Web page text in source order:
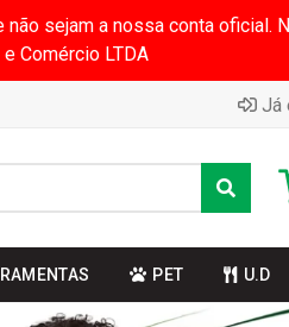
sejam a nossa conta oficial.
Comércio LTDA
Já
PET U.D